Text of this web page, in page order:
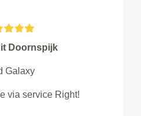
uit Amersfoort
Yeti
actie genomen om